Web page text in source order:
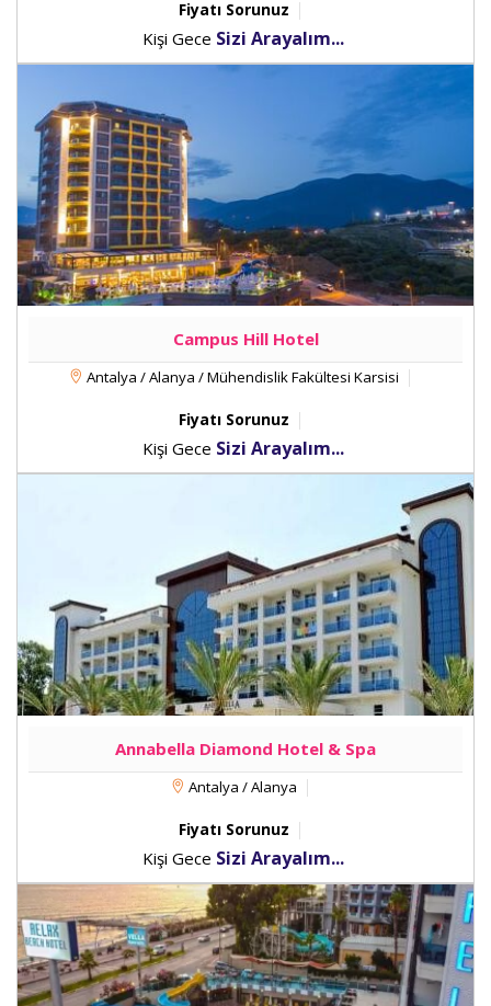
Fiyatı Sorunuz
Kişi Gece Sizi Arayalım...
Campus Hill Hotel
Antalya / Alanya / Mühendislik Fakültesi Karsisi
Fiyatı Sorunuz
Kişi Gece Sizi Arayalım...
Annabella Diamond Hotel & Spa
Antalya / Alanya
Fiyatı Sorunuz
Kişi Gece Sizi Arayalım...